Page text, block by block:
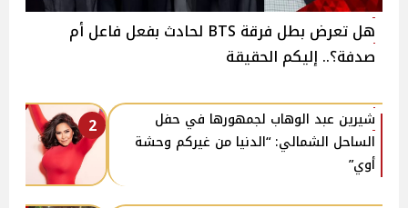
هل تعرض بطل فرقة BTS لحادث بفعل فاعل أم
صدفة؟.. إليكم الحقيقة
2
شيرين عبد الوهاب لجمهورها في حفل
الساحل الشمالي: “الدنيا من غيركم وحشة
أوي”